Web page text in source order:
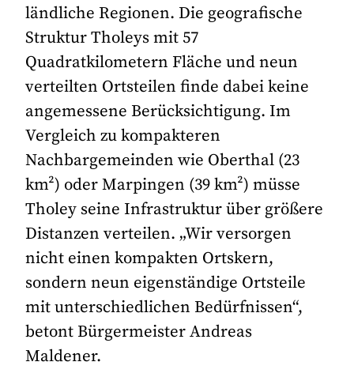
ländliche Regionen. Die geografische
Struktur Tholeys mit 57
Quadratkilometern Fläche und neun
verteilten Ortsteilen finde dabei keine
angemessene Berücksichtigung. Im
Vergleich zu kompakteren
Nachbargemeinden wie Oberthal (23
km²) oder Marpingen (39 km²) müsse
Tholey seine Infrastruktur über größere
Distanzen verteilen. „Wir versorgen
nicht einen kompakten Ortskern,
sondern neun eigenständige Ortsteile
mit unterschiedlichen Bedürfnissen“,
betont Bürgermeister Andreas
Maldener.